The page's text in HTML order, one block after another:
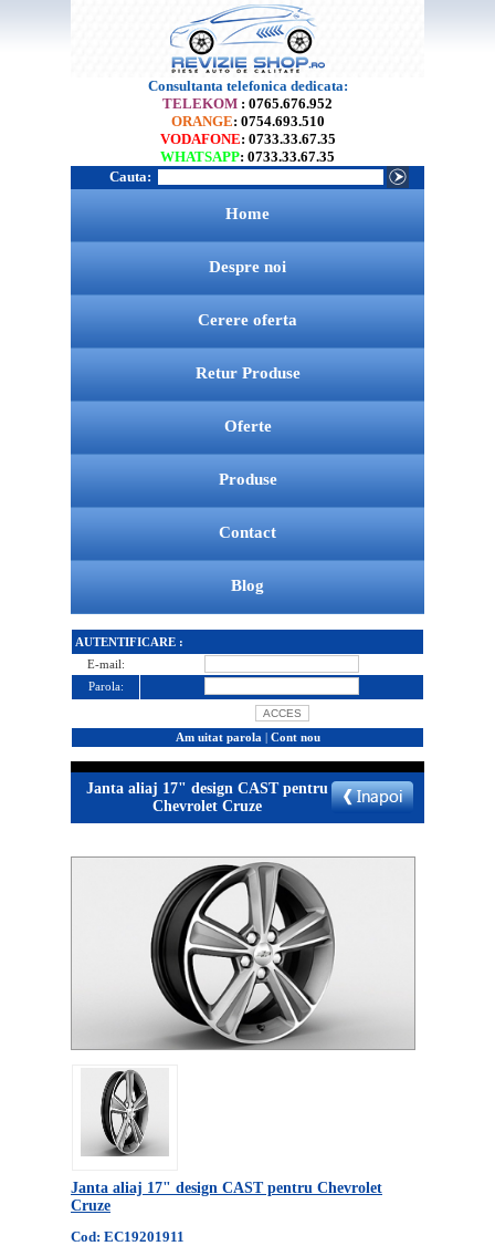
Consultanta telefonica dedicata:
TELEKOM : 0765.676.952
ORANGE: 0754.693.510
VODAFONE: 0733.33.67.35
WHATSAPP: 0733.33.67.35
Cauta:
Home
Despre noi
Cerere oferta
Retur Produse
Oferte
Produse
Contact
Blog
AUTENTIFICARE :
E-mail:
Parola:
Am uitat parola | Cont nou
Janta aliaj 17" design CAST pentru
Chevrolet Cruze
Janta aliaj 17" design CAST pentru Chevrolet
Cruze
Cod: EC19201911